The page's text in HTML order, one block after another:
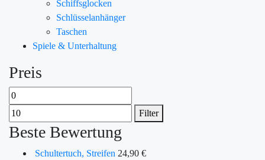
Schiffsglocken
Schlüsselanhänger
Taschen
Spiele & Unterhaltung
Preis
Filter
Beste Bewertung
Schultertuch, Streifen 24,90 €